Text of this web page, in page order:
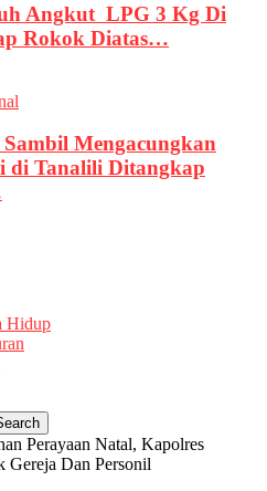
Angkut LPG 3 Kg Di
Rokok Diatas…
Mengacungkan
di Tanalili Ditangkap
Hidup
Perayaan Natal, Kapolres
Gereja Dan Personil